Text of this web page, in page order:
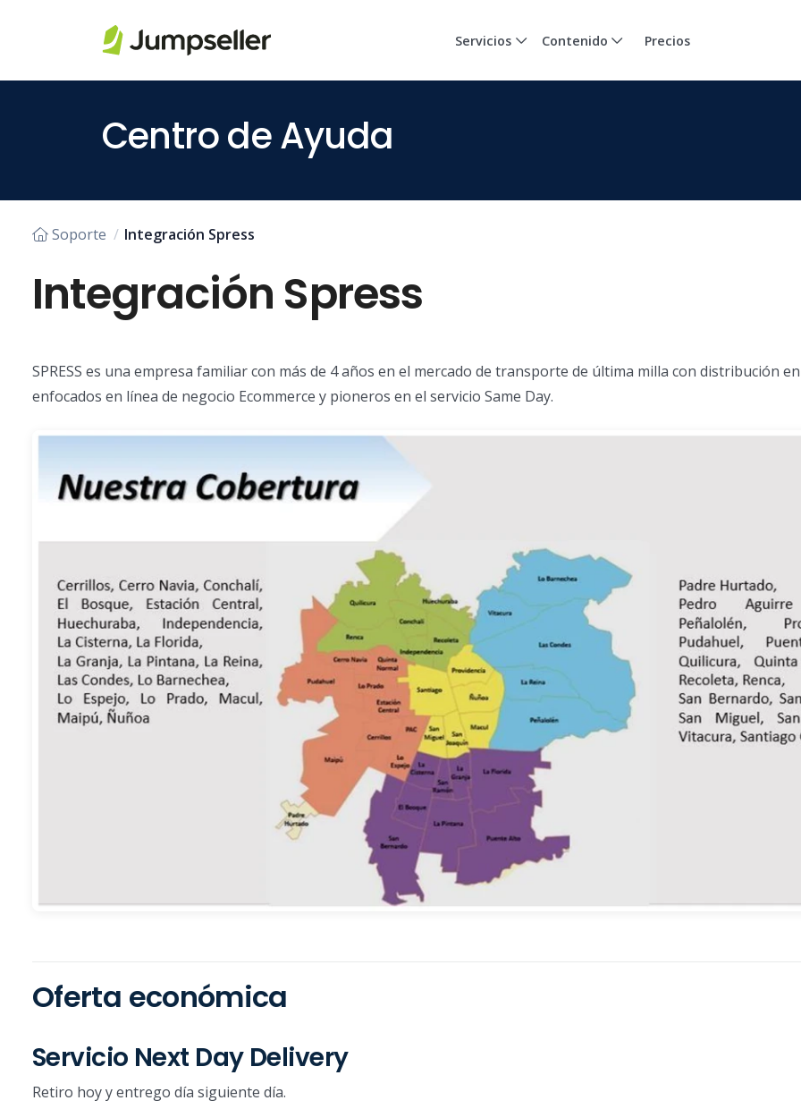
Saltar al contenido principal
Servicios Contenido Precios
Centro de Ayuda
Soporte Integración Spress
Integración Spress
SPRESS es una empresa familiar con más de 4 años en el mercado de transporte de última milla con distribución
enfocados en línea de negocio Ecommerce y pioneros en el servicio Same Day.
Oferta económica
Servicio Next Day Delivery
Retiro hoy y entrego día siguiente día.